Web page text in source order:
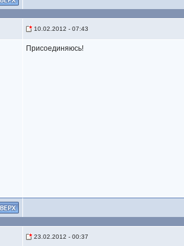
10.02.2012 - 07:43
Присоединяюсь!
23.02.2012 - 00:37